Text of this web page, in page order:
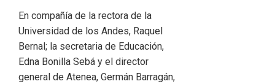
En compañía de la rectora de la
Universidad de los Andes, Raquel
Bernal; la secretaria de Educación,
Edna Bonilla Sebá y el director
general de Atenea, Germán Barragán,